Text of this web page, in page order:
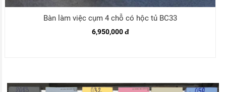
Bàn làm việc cụm 4 chỗ có hộc tủ BC33
6,950,000 đ